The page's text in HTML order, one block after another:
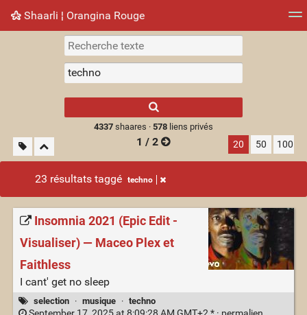
Shaarli ¦ Orangina Rouge
Nuage de tags Mur d'images
results.
4337shaares · 578liens privés
1 / 2 20 50 100
23 résultats taggé techno
Insomnia 2021 (Epic Edit -
Visualiser) — Maceo Plex et
Faithless
I cant' get no sleep
selection · musique · techno